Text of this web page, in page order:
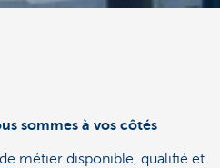
sommes à vos côtés
métier disponible, qualifié et